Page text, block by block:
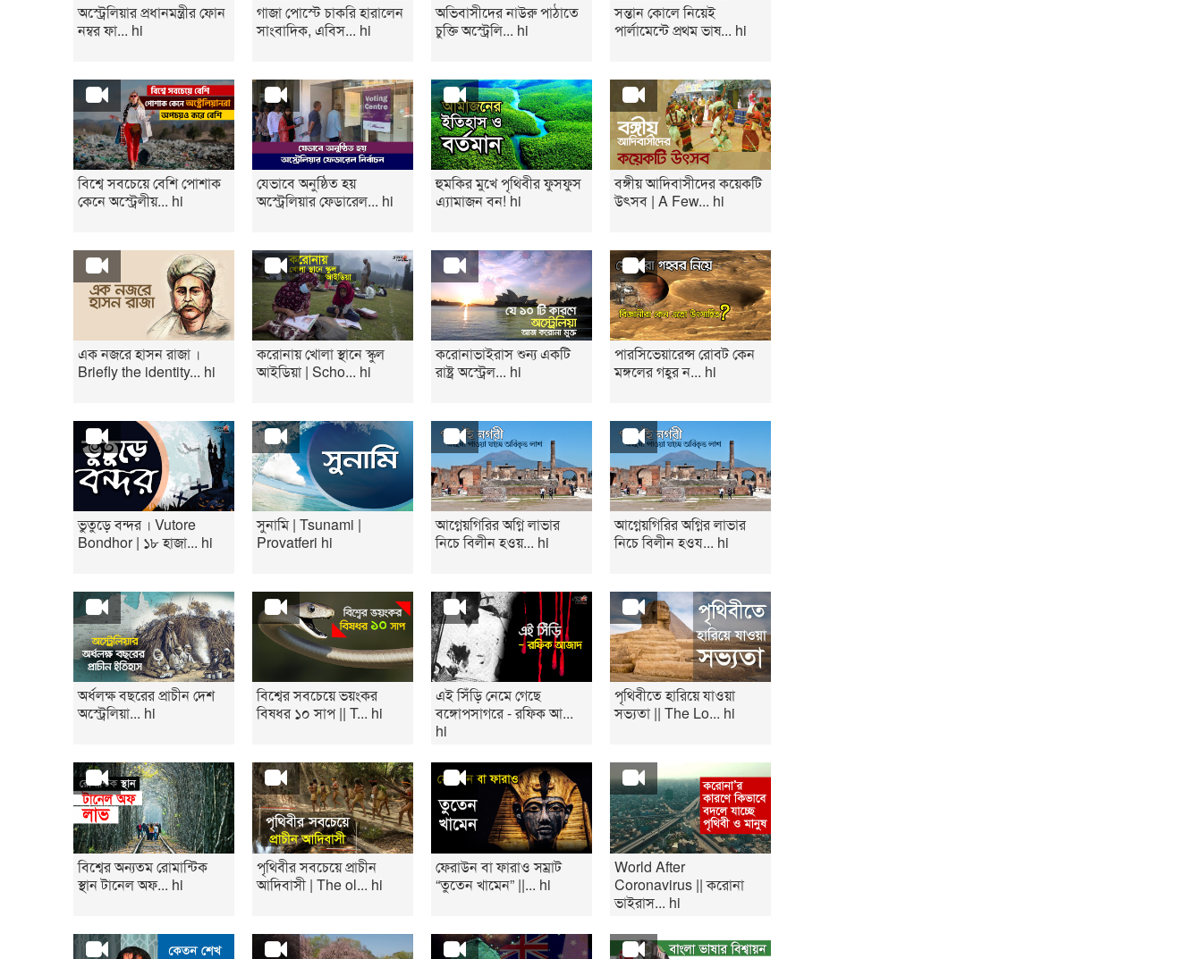
অস্ট্রেলিয়ার প্রধানমন্ত্রীর ফোন
নম্বর ফা... hi
গাজা পোস্টে চাকরি হারালেন
সাংবাদিক, এবিস... hi
অভিবাসীদের নাউরু পাঠাতে
চুক্তি অস্ট্রেলি... hi
সন্তান কোলে নিয়েই
পার্লামেন্টে প্রথম ভাষ... hi
বিশ্বে সবচেয়ে বেশি পোশাক
কেনে অস্ট্রেলীয়... hi
যেভাবে অনুষ্ঠিত হয়
অস্ট্রেলিয়ার ফেডারেল... hi
হুমকির মুখে পৃথিবীর ফুসফুস
এ্যামাজন বন! hi
বঙ্গীয় আদিবাসীদের কয়েকটি
উৎসব | A Few... hi
এক নজরে হাসন রাজা ।
Briefly the identity... hi
করোনায় খোলা স্থানে স্কুল
আইডিয়া | Scho... hi
করোনাভাইরাস শুন্য একটি
রাষ্ট্র অস্ট্রেল... hi
পারসিভেয়ারেন্স রোবট কেন
মঙ্গলের গহ্বর ন... hi
ভুতুড়ে বন্দর । Vutore
Bondhor | ১৮ হাজা... hi
সুনামি | Tsunami |
Provatferi hi
আগ্নেয়গিরির অগ্নি লাভার
নিচে বিলীন হওয়... hi
আগ্নেয়গিরির অগ্নির লাভার
নিচে বিলীন হওয... hi
অর্ধলক্ষ বছরের প্রাচীন দেশ
অস্ট্রেলিয়া... hi
বিশ্বের সবচেয়ে ভয়ংকর
বিষধর ১০ সাপ || T... hi
এই সিঁড়ি নেমে গেছে
বঙ্গোপসাগরে - রফিক আ...
hi
পৃথিবীতে হারিয়ে যাওয়া
সভ্যতা || The Lo... hi
বিশ্বের অন্যতম রোমান্টিক
স্থান টানেল অফ... hi
পৃথিবীর সবচেয়ে প্রাচীন
আদিবাসী | The ol... hi
ফেরাউন বা ফারাও সম্রাট
“তুতেন খামেন” ||... hi
World After
Coronavirus || করোনা
ভাইরাস... hi